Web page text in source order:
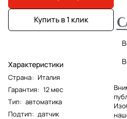
Купить в 1 клик
Характеристики
Страна: Италия
Гарантия: 12 мес
Тип: автоматика
Подтип: датчик